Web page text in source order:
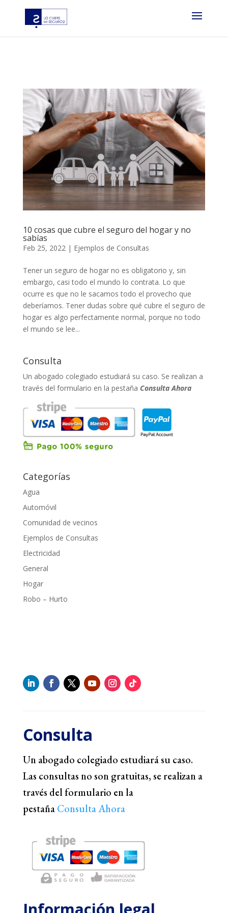
gtm4wp_the_gtm_tag(); } ?
10 cosas que cubre el seguro del hogar y no
sabías
Feb 25, 2022| Ejemplos de Consultas
Tener un seguro de hogar no es obligatorio y, sin
embargo, casi todo el mundo lo contrata. Lo que
ocurre es que no le sacamos todo el provecho que
deberíamos. Tener dudas sobre qué cubre el seguro de
hogar es algo perfectamente normal, porque no todo
el mundo se lee...
Consulta
Un abogado colegiado estudiará su caso. Se realizan a
través del formulario en la pestaña Consulta Ahora
Categorías
Agua
Automóvil
Comunidad de vecinos
Ejemplos de Consultas
Electricidad
General
Hogar
Robo – Hurto
Consulta
Un abogado colegiado estudiará su caso.
Las consultas no son gratuitas, se realizan a
través del formulario en la
pestañaConsulta Ahora